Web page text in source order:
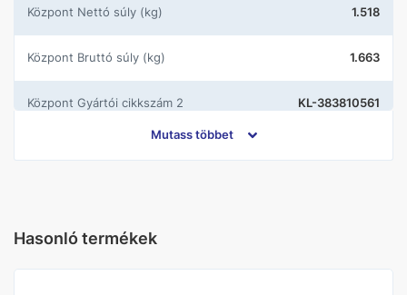
központ Nettó súly (kg) 1.518
központ Bruttó súly (kg) 1.663
központ Gyártói cikkszám 2 KL-383810561
Leeresztőszelep
Mutass többet
Hasonló termékek